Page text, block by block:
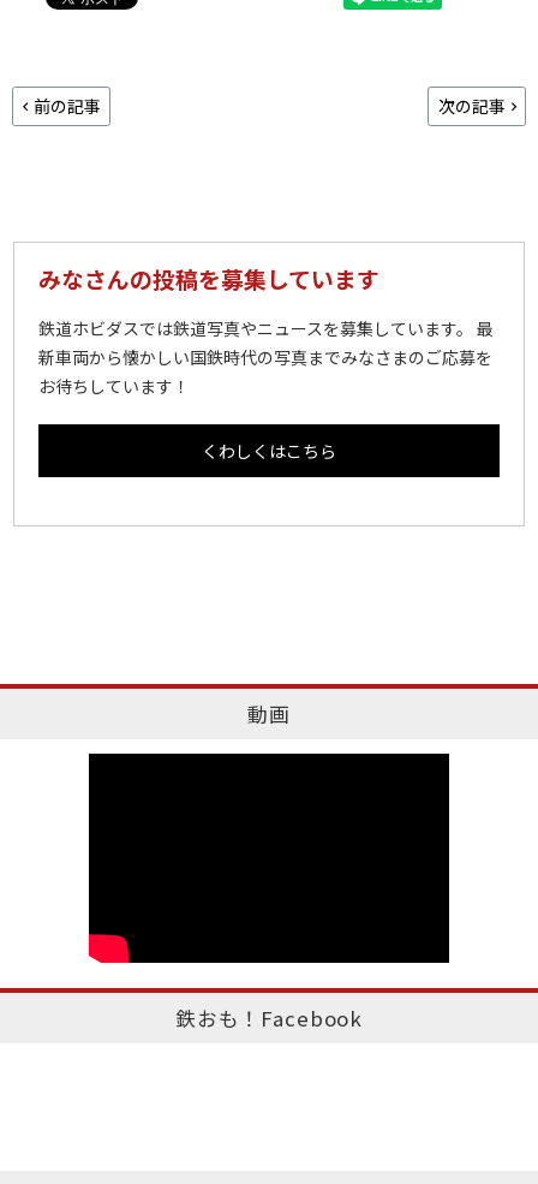
前の記事 次の記事
みなさんの投稿を募集しています
鉄道ホビダスでは鉄道写真やニュースを募集しています。 最
新車両から懐かしい国鉄時代の写真までみなさまのご応募を
お待ちしています！
くわしくはこちら
動画
鉄おも！Facebook